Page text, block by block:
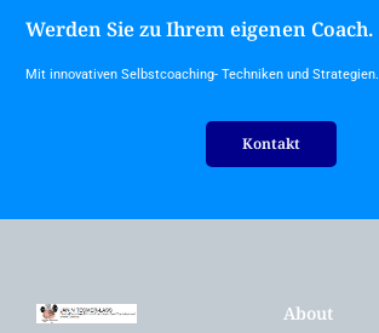
Werden Sie zu Ihrem eigenen Coach.
Mit innovativen Selbstcoaching- Techniken und Strategien.
Kontakt
About